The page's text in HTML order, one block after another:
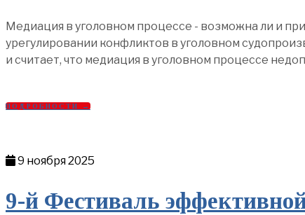
Медиация в уголовном процессе - возможна ли и
урегулировании конфликтов в уголовном
и считает, что медиация в уголовном процессе
ПОДРОБНОСТИ →
9 ноября 2025
9-й Фестиваль